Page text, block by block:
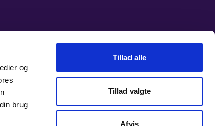
og
brug
Tillad alle
Tillad valgte
Afvis